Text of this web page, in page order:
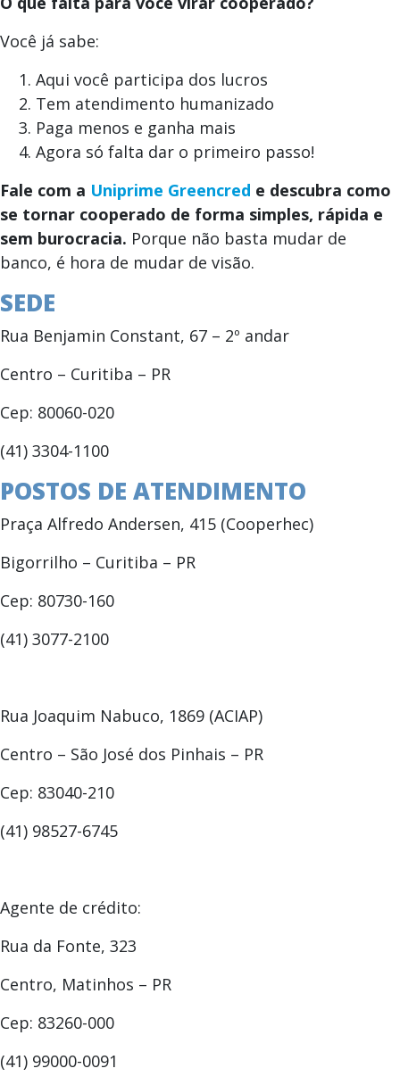
Você já sabe:
Aqui você participa dos lucros
Tem atendimento humanizado
Paga menos e ganha mais
Agora só falta dar o primeiro passo!
Fale com a Uniprime Greencred e descubra como
se tornar cooperado de forma simples, rápida e
sem burocracia. Porque não basta mudar de
banco, é hora de mudar de visão.
SEDE
Rua Benjamin Constant, 67 – 2º andar
Centro – Curitiba – PR
Cep: 80060-020
(41) 3304-1100
POSTOS DE ATENDIMENTO
Praça Alfredo Andersen, 415 (Cooperhec)
Bigorrilho – Curitiba – PR
Cep: 80730-160
(41) 3077-2100
Rua Joaquim Nabuco, 1869 (ACIAP)
Centro – São José dos Pinhais – PR
Cep: 83040-210
(41) 98527-6745
Agente de crédito:
Rua da Fonte, 323
Centro, Matinhos – PR
Cep: 83260-000
(41) 99000-0091